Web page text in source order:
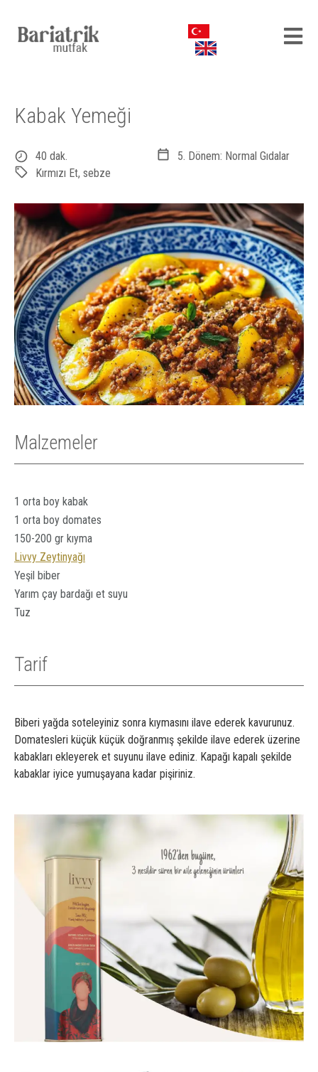
Kabak Yemeği
40 dak.
5. Dönem: Normal Gıdalar
Kırmızı Et, sebze
Malzemeler
1 orta boy kabak
1 orta boy domates
150-200 gr kıyma
Livvy Zeytinyağı
Yeşil biber
Yarım çay bardağı et suyu
Tuz
Tarif
Biberi yağda soteleyiniz sonra kıymasını ilave ederek kavurunuz.
Domatesleri küçük küçük doğranmış şekilde ilave ederek üzerine
kabakları ekleyerek et suyunu ilave ediniz. Kapağı kapalı şekilde
kabaklar iyice yumuşayana kadar pişiriniz.